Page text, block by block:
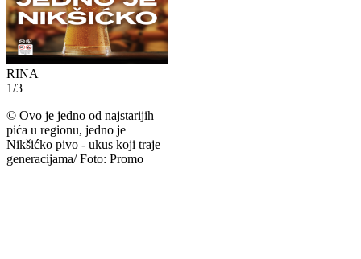
RINA
1/3
© Ovo je jedno od najstarijih
pića u regionu, jedno je
Nikšićko pivo - ukus koji traje
generacijama/ Foto: Promo